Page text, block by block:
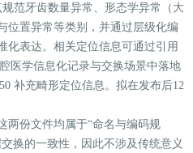
范牙齿数量异常、形态学异常（大
位置异常等类别，并通过层级化编
化表达。相关定位信息可通过引用
医学信息化记录与交换场景中落地
补充畸形定位信息。拟在发布后12
份文件均属于“命名与编码规
换的一致性，因此不涉及传统意义